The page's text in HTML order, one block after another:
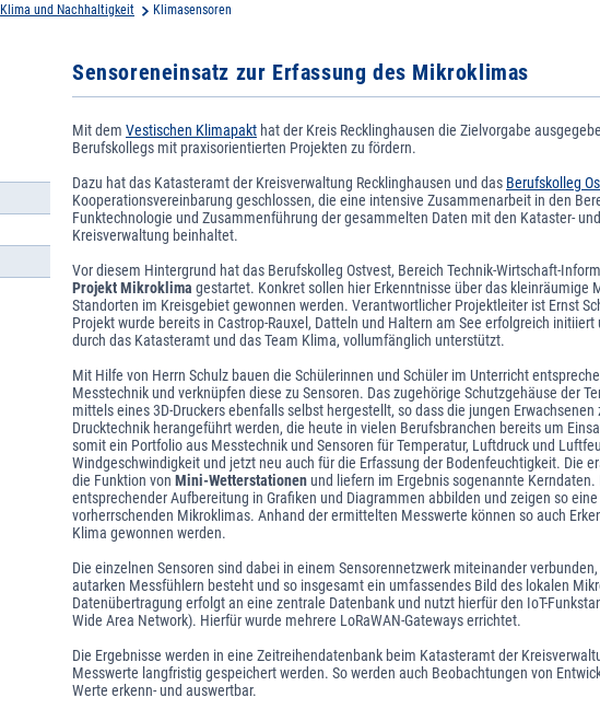
Klima und Nachhaltigkeit Klimasensoren
Sensoreneinsatz zur Erfassung des Mikroklimas
Mit dem Vestischen Klimapakt hat der Kreis Recklinghausen die Zielvorgabe
Berufskollegs mit praxisorientierten Projekten zu fördern.
Dazu hat das Katasteramt der Kreisverwaltung Recklinghausen und das Berufskolleg
Kooperationsvereinbarung geschlossen, die eine intensive Zusammenarbeit in den
Funktechnologie und Zusammenführung der gesammelten Daten mit den Kataster-
Kreisverwaltung beinhaltet.
Vor diesem Hintergrund hat das Berufskolleg Ostvest, Bereich Technik-Wirtschaft-
Projekt Mikroklima gestartet. Konkret sollen hier Erkenntnisse über das kleinräumige
Standorten im Kreisgebiet gewonnen werden. Verantwortlicher Projektleiter ist Ernst
Projekt wurde bereits in Castrop-Rauxel, Datteln und Haltern am See erfolgreich initiiert
durch das Katasteramt und das Team Klima, vollumfänglich unterstützt.
Mit Hilfe von Herrn Schulz bauen die Schülerinnen und Schüler im Unterricht
Messtechnik und verknüpfen diese zu Sensoren. Das zugehörige Schutzgehäuse der
mittels eines 3D-Druckers ebenfalls selbst hergestellt, so dass die jungen Erwachsenen
Drucktechnik herangeführt werden, die heute in vielen Berufsbranchen bereits um
somit ein Portfolio aus Messtechnik und Sensoren für Temperatur, Luftdruck und
Windgeschwindigkeit und jetzt neu auch für die Erfassung der Bodenfeuchtigkeit. Die
die Funktion von Mini-Wetterstationenund liefern im Ergebnis sogenannte Kerndaten.
entsprechender Aufbereitung in Grafiken und Diagrammen abbilden und zeigen so
vorherrschenden Mikroklimas. Anhand der ermittelten Messwerte können so auch
Klima gewonnen werden.
Die einzelnen Sensoren sind dabei in einem Sensorennetzwerk miteinander
autarken Messfühlern besteht und so insgesamt ein umfassendes Bild des lokalen
Datenübertragung erfolgt an eine zentrale Datenbank und nutzt hierfür den IoT-
Wide Area Network). Hierfür wurde mehrere LoRaWAN-Gateways errichtet.
Die Ergebnisse werden in eine Zeitreihendatenbank beim Katasteramt der
Messwerte langfristig gespeichert werden. So werden auch Beobachtungen von
Werte erkenn- und auswertbar.